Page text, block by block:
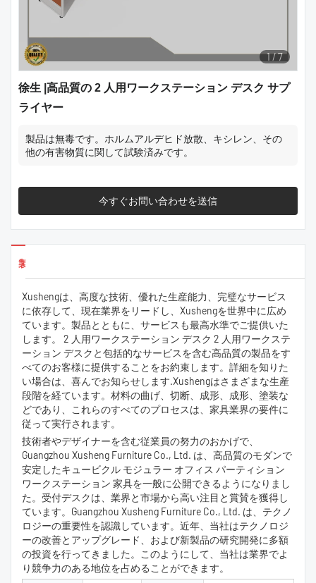
1/7
徐生 |高品質の 2 人用ワークステーション デスク サプ
ライヤー
製品は無毒です。ホルムアルデヒド放散、キシレン、その
他の有害物質に関して試験済みです。
今すぐお問い合わせを送信
製品の詳細
Xushengは、高度な技術、優れた生産能力、完璧なサービス
に依存して、現在業界をリードし、Xushengを世界中に広め
ています。製品とともに、サービスも最高水準でご提供いた
します。 2 人用ワークステーション デスク 2 人用ワークステ
ーション デスクと包括的なサービスを含む高品質の製品をす
べてのお客様に提供することをお約束します。詳細を知りた
い場合は、喜んでお知らせします.Xushengはさまざまな生産
段階を経ています。材料の曲げ、切断、成形、成形、塗装な
どであり、これらのすべてのプロセスは、家具業界の要件に
従って実行されます。
技術者やデザイナーを含む従業員の努力のおかげで、
Guangzhou Xusheng Furniture Co., Ltd. は、高品質のモダンで
安定したキュービクル モジュラー オフィス パーティション
ワークステーション 家具を一般に公開できるようになりまし
た。受付デスクは、業界と市場から高い注目と賞賛を獲得し
ています。Guangzhou Xusheng Furniture Co., Ltd. は、テクノ
ロジーの重要性を認識しています。近年、当社はテクノロジ
ーの改善とアップグレード、および新製品の研究開発に多額
の投資を行ってきました。このようにして、当社は業界でよ
り競争力のある地位を占めることができます。